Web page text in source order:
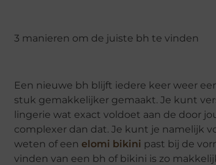
3 manieren om de juiste bh te vinden
Een nieuwe bh blijft iedere keer weer
stuk gemakkelijker gemaakt. Je kunt
lingerie wat exact voldoet aan de door
complexer dan dat. Je kunt je namelijk
weten of een elomi bikini past bij de
vinden van een bh of bikini is zo